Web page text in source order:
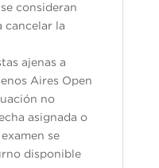
consideran
cancelar la
ajenas a
Aires Open
no
asignada o
se
disponible